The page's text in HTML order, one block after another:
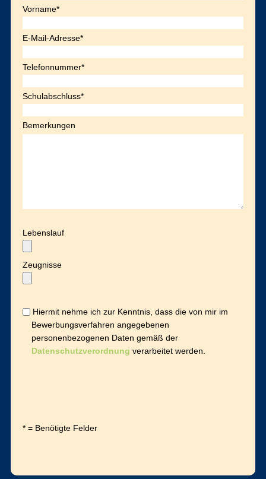
Vorname*
E-Mail-Adresse*
Telefonnummer*
Schulabschluss*
Bemerkungen
Lebenslauf
Zeugnisse
Hiermit nehme ich zur Kenntnis, dass die von mir im
Bewerbungsverfahren angegebenen
personenbezogenen Daten gemäß der
Datenschutzverordnung verarbeitet werden.
* = Benötigte Felder